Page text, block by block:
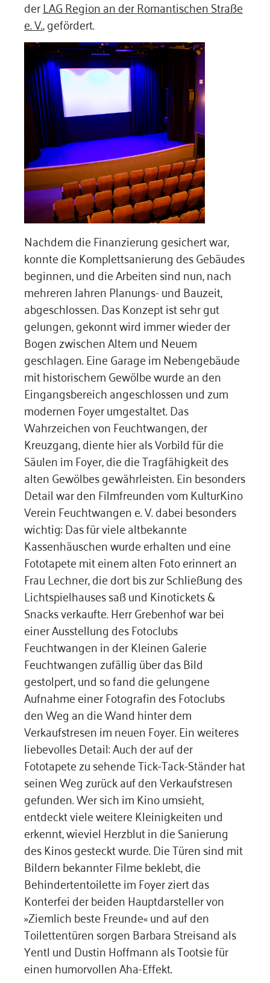
derLAG Region an der Romantischen Straße
e. V.,gefördert.
Nachdem die Finanzierung gesichert war,
konnte die Komplettsanierung des Gebäudes
beginnen, und die Arbeiten sind nun, nach
mehreren Jahren Planungs- und Bauzeit,
abgeschlossen. Das Konzept ist sehr gut
gelungen, gekonnt wird immer wieder der
Bogen zwischen Altem und Neuem
geschlagen. Eine Garage im Nebengebäude
mit historischem Gewölbe wurde an den
Eingangsbereich angeschlossen und zum
modernen Foyer umgestaltet. Das
Wahrzeichen von Feuchtwangen, der
Kreuzgang, diente hier als Vorbild für die
Säulen im Foyer, die die Tragfähigkeit des
alten Gewölbes gewährleisten. Ein besonders
Detail war den Filmfreunden vom KulturKino
Verein Feuchtwangen e. V. dabei besonders
wichtig: Das für viele altbekannte
Kassenhäuschen wurde erhalten und eine
Fototapete mit einem alten Foto erinnert an
Frau Lechner, die dort bis zur Schließung des
Lichtspielhauses saß und Kinotickets &
Snacks verkaufte. Herr Grebenhof war bei
einer Ausstellung des Fotoclubs
Feuchtwangen in der Kleinen Galerie
Feuchtwangen zufällig über das Bild
gestolpert, und so fand die gelungene
Aufnahme einer Fotografin des Fotoclubs
den Weg an die Wand hinter dem
Verkaufstresen im neuen Foyer. Ein weiteres
liebevolles Detail: Auch der auf der
Fototapete zu sehende Tick-Tack-Ständer hat
seinen Weg zurück auf den Verkaufstresen
gefunden. Wer sich im Kino umsieht,
entdeckt viele weitere Kleinigkeiten und
erkennt, wieviel Herzblut in die Sanierung
des Kinos gesteckt wurde. Die Türen sind mit
Bildern bekannter Filme beklebt, die
Behindertentoilette im Foyer ziert das
Konterfei der beiden Hauptdarsteller von
»Ziemlich beste Freunde« und auf den
Toilettentüren sorgen Barbara Streisand als
Yentl und Dustin Hoffmann als Tootsie für
einen humorvollen Aha-Effekt.